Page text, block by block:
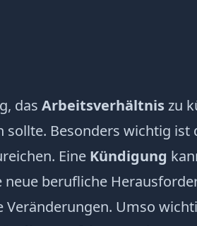
das Arbeitsverhältniszu
sollte. Besonders wichtig ist
Eine Kündigung
neue berufliche
Veränderungen. Umso